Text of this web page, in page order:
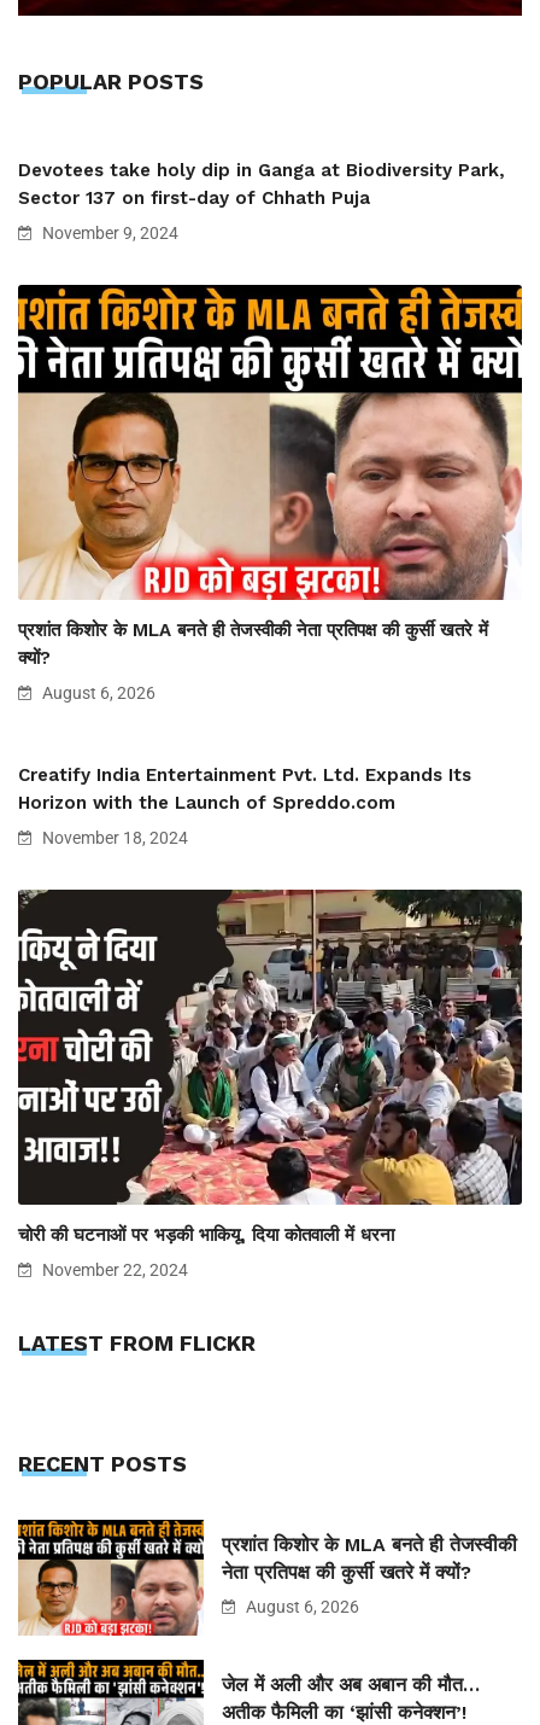
POPULAR POSTS
Devotees take holy dip in Ganga at Biodiversity Park,
Sector 137 on first-day of Chhath Puja
November 9, 2024
प्रशांत किशोर के MLA बनते ही तेजस्वीकी नेता प्रतिपक्ष की कुर्सी खतरे में
क्यों?
August 6, 2026
Creatify India Entertainment Pvt. Ltd. Expands Its
Horizon with the Launch of Spreddo.com
November 18, 2024
चोरी की घटनाओं पर भड़की भाकियू, दिया कोतवाली में धरना
November 22, 2024
LATEST FROM FLICKR
RECENT POSTS
प्रशांत किशोर के MLA बनते ही तेजस्वीकी
नेता प्रतिपक्ष की कुर्सी खतरे में क्यों?
August 6, 2026
जेल में अली और अब अबान की मौत…
अतीक फैमिली का ‘झांसी कनेक्शन’!